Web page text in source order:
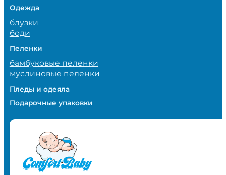
Одежда
блузки
боди
Пеленки
бамбуковые пеленки
муслиновые пеленки
Пледы и одеяла
Подарочные упаковки